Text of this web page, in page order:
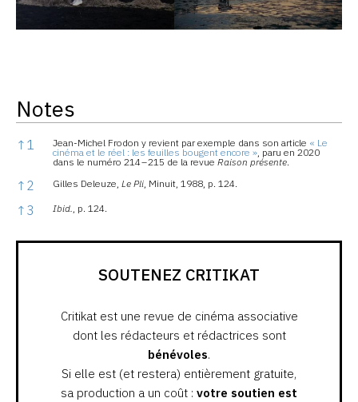
Notes
Notes
↑ 1 Jean-Michel Frodon y revient par exemple dans son article « Le
cinéma et le réel : les feuilles bougent encore », paru en 2020
dans le numéro 214 – 215 de la revue Raison présente.
↑ 2 Gilles Deleuze, Le Pli, Minuit, 1988, p. 124.
↑ 3 Ibid., p. 124.
SOUTENEZ CRITIKAT
Critikat est une revue de cinéma associative
dont les rédacteurs et rédactrices sont
bénévoles.
Si elle est (et restera) entièrement gratuite,
sa production a un coût : votre soutien est